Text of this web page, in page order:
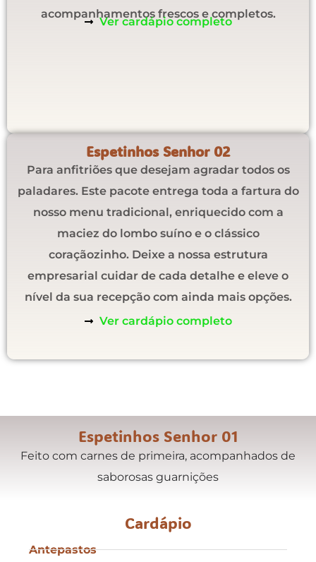
acompanhamentos frescos e completos.
Ver cardápio completo
Espetinhos Senhor 02
Para anfitriões que desejam agradar todos os
paladares. Este pacote entrega toda a fartura do
nosso menu tradicional, enriquecido com a
maciez do lombo suíno e o clássico
coraçãozinho. Deixe a nossa estrutura
empresarial cuidar de cada detalhe e eleve o
nível da sua recepção com ainda mais opções.
Ver cardápio completo
Espetinhos Senhor 01
Feito com carnes de primeira, acompanhados de
saborosas guarnições
Cardápio
Antepastos